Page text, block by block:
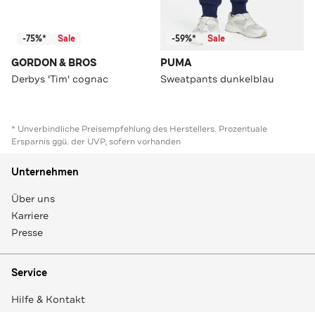
-75%* Sale
GORDON & BROS
Derbys 'Tim' cognac
-59%* Sale
PUMA
Sweatpants dunkelblau
* Unverbindliche Preisempfehlung des Herstellers. Prozentuale
Ersparnis ggü. der UVP, sofern vorhanden
Unternehmen
Über uns
Karriere
Presse
Service
Hilfe & Kontakt